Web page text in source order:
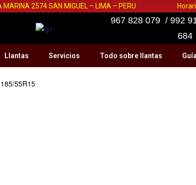
2574 SAN MIGUEL – LIMA – PERU
967 828 079 / 992
684
Llantas Servicios Todo sobre llantas
55R15